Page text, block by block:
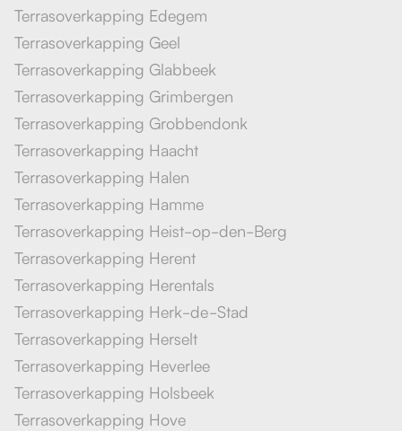
Terrasoverkapping Edegem
Terrasoverkapping Geel
Terrasoverkapping Glabbeek
Terrasoverkapping Grimbergen
Terrasoverkapping Grobbendonk
Terrasoverkapping Haacht
Terrasoverkapping Halen
Terrasoverkapping Hamme
Terrasoverkapping Heist-op-den-Berg
Terrasoverkapping Herent
Terrasoverkapping Herentals
Terrasoverkapping Herk-de-Stad
Terrasoverkapping Herselt
Terrasoverkapping Heverlee
Terrasoverkapping Holsbeek
Terrasoverkapping Hove